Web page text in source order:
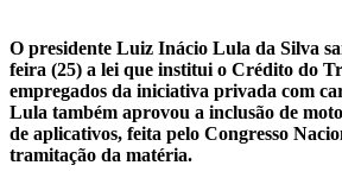
O presidente Luiz Inácio Lula da Silva
feira (25) a lei que institui o Crédito do
empregados da iniciativa privada com
Lula também aprovou a inclusão de
de aplicativos, feita pelo Congresso
tramitação da matéria.